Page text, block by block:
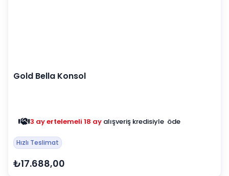
Gold Bella Konsol
3 ay ertelemeli 18 ay alışveriş kredisiyle öde
Hızlı Teslimat
₺17.688,00